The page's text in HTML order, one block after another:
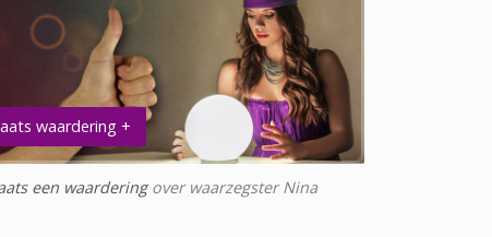
waardering +
een waarderingover waarzegster Nina